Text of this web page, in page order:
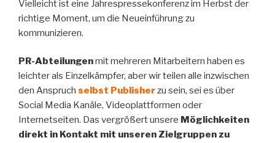
Vielleicht ist eine Jahrespressekonferenz im Herbst der
richtige Moment, um die Neueinführung zu
kommunizieren.
PR-Abteilungenmit mehreren Mitarbeitern haben es
leichter als Einzelkämpfer, aber wir teilen alle inzwischen
den Anspruch selbst Publisherzu sein, sei es über
Social Media Kanäle, Videoplattformen oder
Internetseiten. Das vergrößert unsere Möglichkeiten
direkt in Kontakt mit unseren Zielgruppen zu